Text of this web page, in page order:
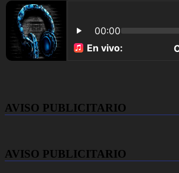
AVISO PUBLICITARIO
AVISO PUBLICITARIO